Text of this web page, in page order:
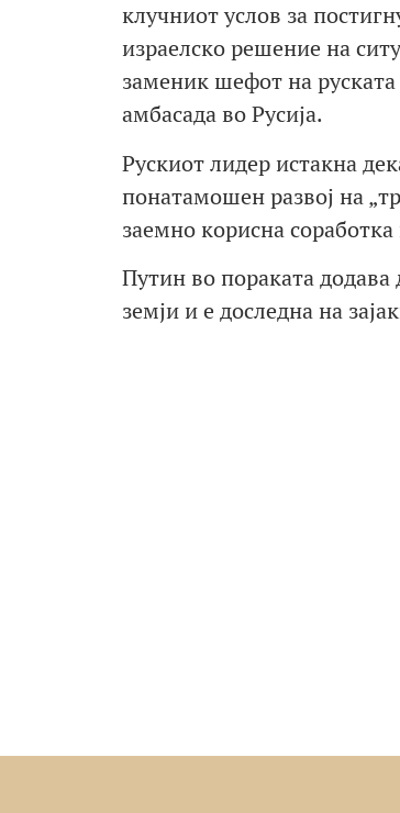
клучниот услов за
израелско решение на
заменик шефот на
амбасада во Русија.
Рускиот лидер истакна
понатамошен развој на
заемно корисна
Путин во пораката додава
земји и е доследна на